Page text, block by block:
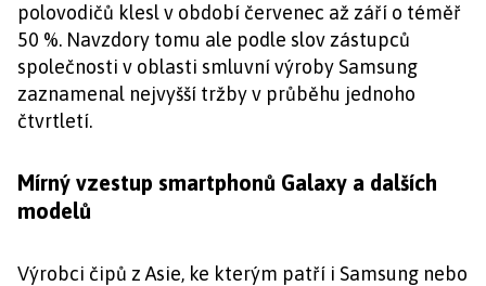
polovodičů klesl v období červenec až září o téměř
50 %. Navzdory tomu ale podle slov zástupců
společnosti v oblasti smluvní výroby Samsung
zaznamenal nejvyšší tržby v průběhu jednoho
čtvrtletí.
Mírný vzestup smartphonů Galaxy a dalších
modelů
Výrobci čipů z Asie, ke kterým patří i Samsung nebo